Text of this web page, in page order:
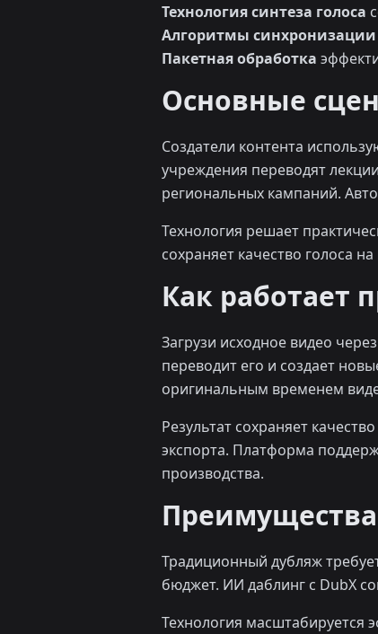
Технология синтеза голоса
Алгоритмы синхронизации
Пакетная обработка
Основные
Создатели контента
учреждения переводят
региональных кампаний.
Технология решает
сохраняет качество голоса на
Как работает
Загрузи исходное видео
переводит его и создает
оригинальным временем
Результат сохраняет
экспорта. Платформа
производства.
Традиционный дубляж
бюджет. ИИ даблинг с DubX
Технология масштабируется